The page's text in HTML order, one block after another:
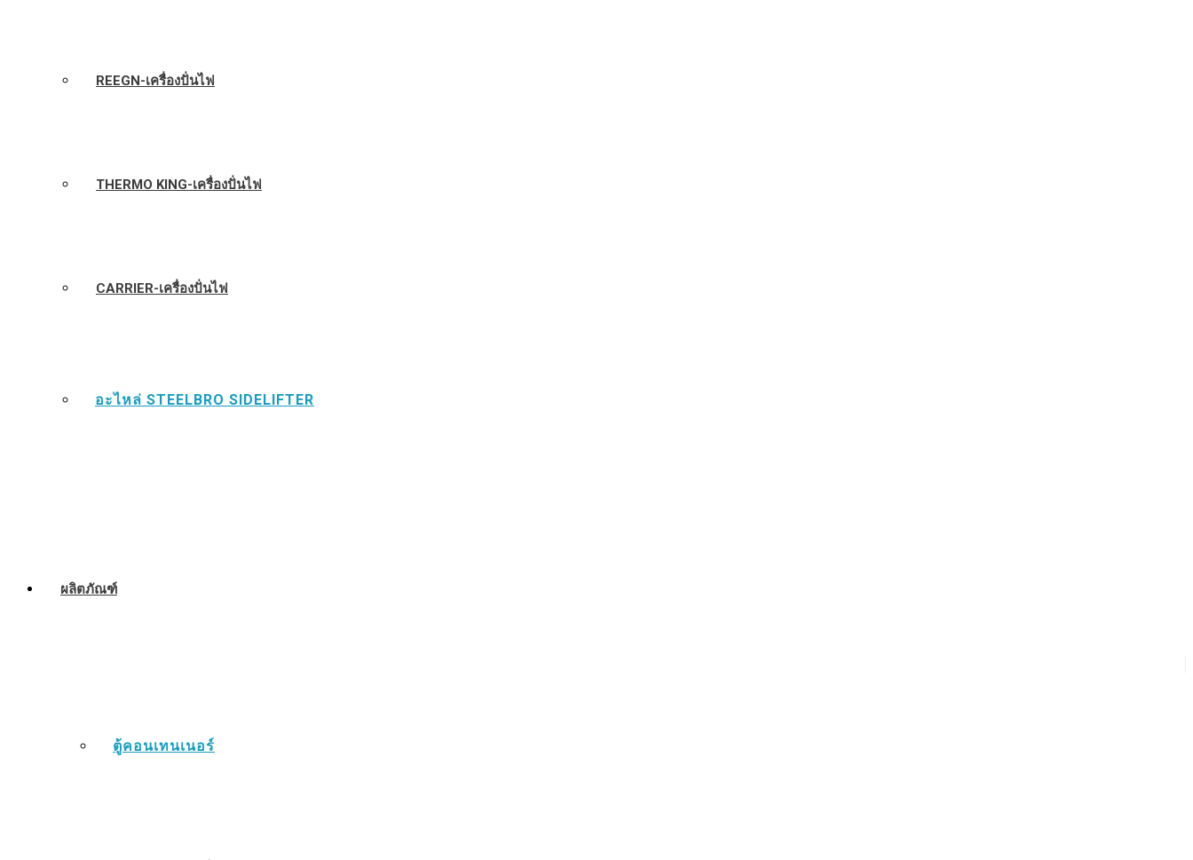
REEGN-เครื่องปั่นไฟ
THERMO KING-เครื่องปั่นไฟ
CARRIER-เครื่องปั่นไฟ
อะไหล่ STEELBRO SIDELIFTER
ผลิตภัณฑ์
ตู้คอนเทนเนอร์